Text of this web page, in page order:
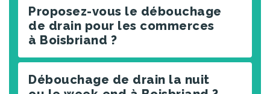
Proposez-vous le débouchage
de drain pour les commerces
à Boisbriand ?
Débouchage de drain la nuit